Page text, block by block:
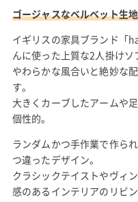
ゴージャスなベルベット生
イギリスの家具ブランド「
んに使った上質な2人掛けソ
やわらかな風合いと絶妙な
す。
大きくカーブしたアームや
個性的。
ランダムかつ手作業で作ら
つ違ったデザイン。
クラシックテイストやヴィ
感のあるインテリアのリビ